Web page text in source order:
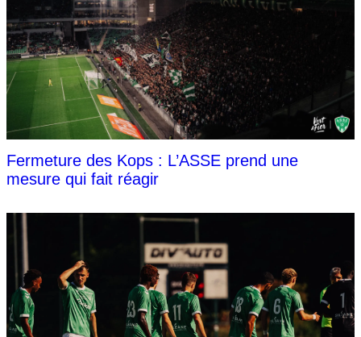
Fermeture des Kops : L’ASSE prend une
mesure qui fait réagir